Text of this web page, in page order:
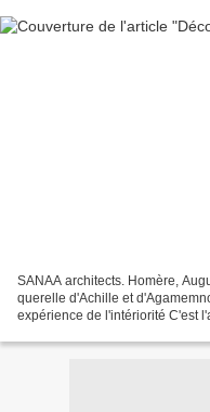
SANAA architects. Homère,
querelle d'Achille et
expérience de l'intériorité C'est